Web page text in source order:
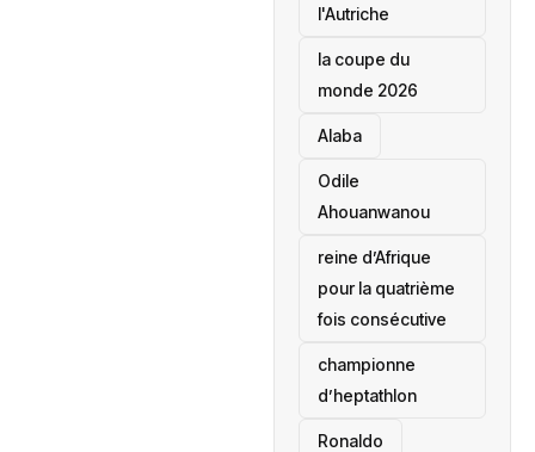
l'Autriche
la coupe du
monde 2026
Alaba
Odile
Ahouanwanou
reine d’Afrique
pour la quatrième
fois consécutive
championne
d’heptathlon
Ronaldo